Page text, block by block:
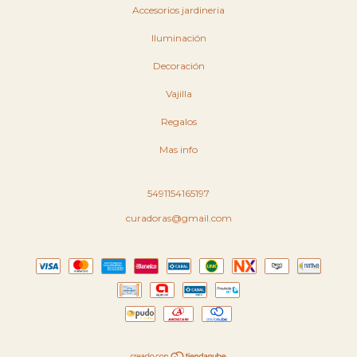
Accesorios jardineria
Iluminación
Decoración
Vajilla
Regalos
Mas info
5491154165197
curadoras@gmail.com